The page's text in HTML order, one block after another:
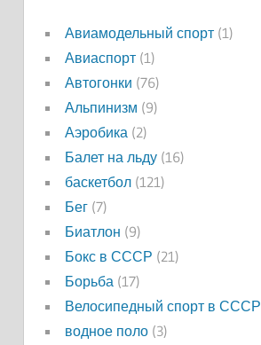
Авиамодельный спорт(1)
Авиаспорт(1)
Автогонки (76)
Альпинизм (9)
Аэробика (2)
Балет на льду(16)
баскетбол(121)
Бег(7)
Биатлон (9)
Бокс в СССР (21)
Борьба (17)
Велосипедный спорт в СССР
водное поло(3)